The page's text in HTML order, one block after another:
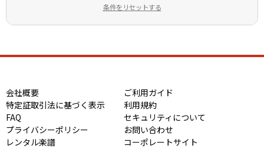
条件をリセットする
会社概要
ご利用ガイド
特定証取引法に基づく表示
利用規約
FAQ
セキュリティについて
プライバシーポリシー
お問い合わせ
レンタル楽譜
コーポレートサイト